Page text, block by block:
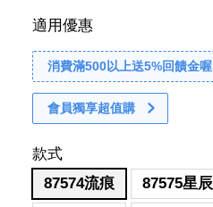
適用優惠
消費滿500以上送5%回饋金喔
會員獨享超值購
款式
87574流痕
87575星辰